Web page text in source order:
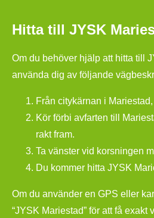
Hitta till JYSK
Om du behöver hjälp att hitta till
använda dig av följande
Från citykärnan i
Kör förbi avfarten till
rakt fram.
Ta vänster vid korsningen
Du kommer hitta JYSK
Om du använder en GPS eller
“JYSK Mariestad” för att få exakt